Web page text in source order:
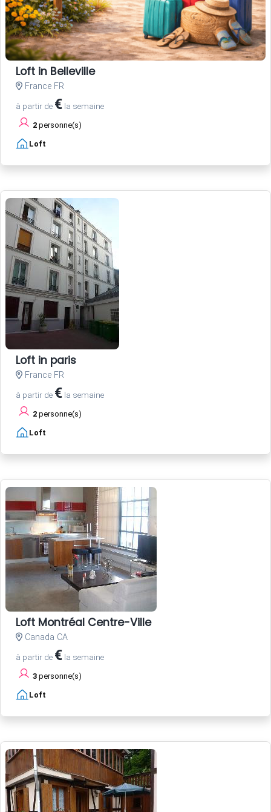
Loft in Belleville
France FR
à partir de € la semaine
2 personne(s)
Loft
Loft in paris
France FR
à partir de € la semaine
2 personne(s)
Loft
Loft Montréal Centre-Ville
Canada CA
à partir de € la semaine
3 personne(s)
Loft